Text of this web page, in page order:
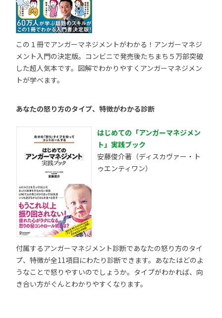
この１冊でアンガーマネジメントがわかる！アンガーマネジ
メント入門の決定版。コンビニで発売後たちまち５万部突破
した超人気本です。図解でわかりやすくアンガーマネジメン
トが学べます。
あなたの怒り方のタイプ、特徴がわかる診断
はじめての「アンガーマネジメン
ト」実践ブック
安藤俊介著（ディスカヴァー・ト
ゥエンティワン）
付属するアンガーマネジメント診断であなたの怒り方のタイ
プ、特徴が全11項目にわたり診断できます。あなたはどのよ
うなことで怒りやすいのでしょうか。タイプがわかれば、向
き合い方がぐんとわかりやすくなります。